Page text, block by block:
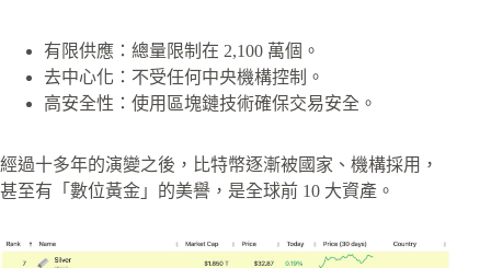
有限供應：總量限制在 2,100 萬個。
去中心化：不受任何中央機構控制。
高安全性：使用區塊鏈技術確保交易安全。
經過十多年的演變之後，比特幣逐漸被國家、機構採用，
甚至有「數位黃金」的美譽，是全球前 10 大資產。